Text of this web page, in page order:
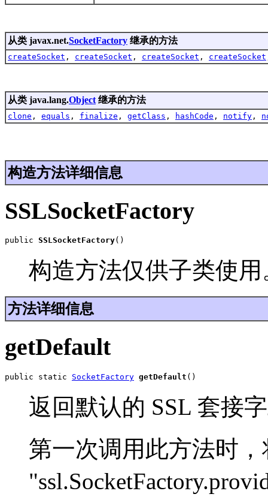
从类 javax.net.SocketFactory 继承的方法
createSocket , createSocket , createSocket , createSocket
从类 java.lang.Object 继承的方法
clone , equals , finalize , getClass , hashCode , notify ,
构造方法详细信息
SSLSocketFactory
public SSLSocketFactory()
构造方法仅供子类使用
方法详细信息
getDefault
public static SocketFactory getDefault ()
返回默认的 SSL 套接
第一次调用此方法时